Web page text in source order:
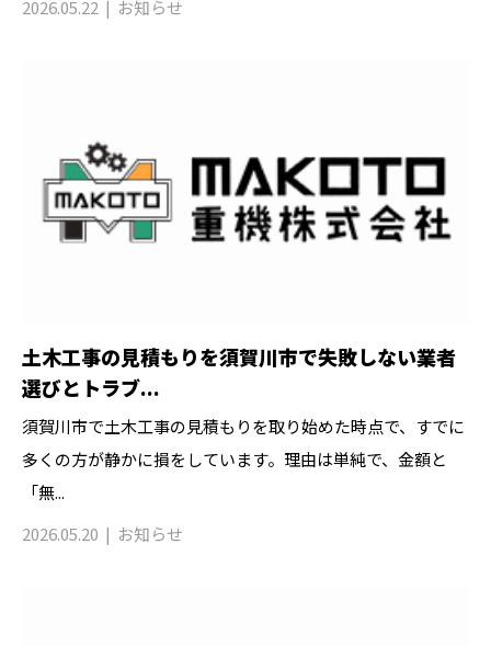
2026.05.22
お知らせ
土木工事の見積もりを須賀川市で失敗しない業者
選びとトラブ...
須賀川市で土木工事の見積もりを取り始めた時点で、すでに
多くの方が静かに損をしています。理由は単純で、金額と
「無...
2026.05.20
お知らせ